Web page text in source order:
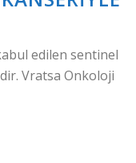
edilen sentinel
Vratsa Onkoloji